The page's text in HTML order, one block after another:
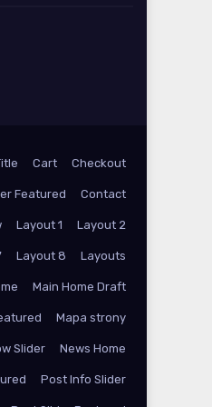
Cart Checkout
Featured Contact
Layout 1 Layout 2
Layout 8 Layouts
Main Home Draft
Mapa strony
Slider News Home
Post Info Slider